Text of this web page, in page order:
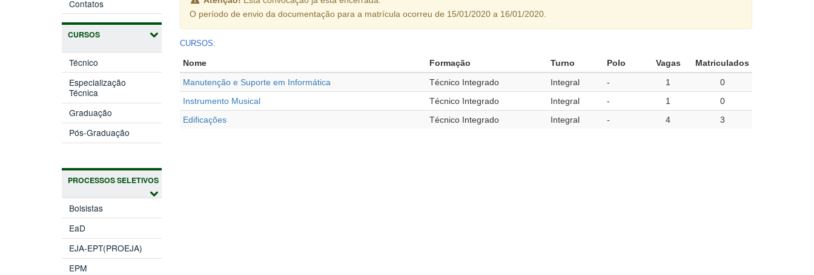
Contatos
CURSOS
Técnico
Especialização
Técnica
Graduação
Pós-Graduação
PROCESSOS SELETIVOS
Bolsistas
EaD
EJA-EPT(PROEJA)
EPM
O período de envio da documentação para a matrícula ocorreu de 15/01/2020 a 16/01/2020.
CURSOS:
Nome Formação Turno Polo Vagas
Matriculados
Manutenção e Suporte em Informática
Técnico Integrado Integral - 1
0
Instrumento Musical
Técnico Integrado Integral - 1
0
Edificações
Técnico Integrado Integral - 4 3